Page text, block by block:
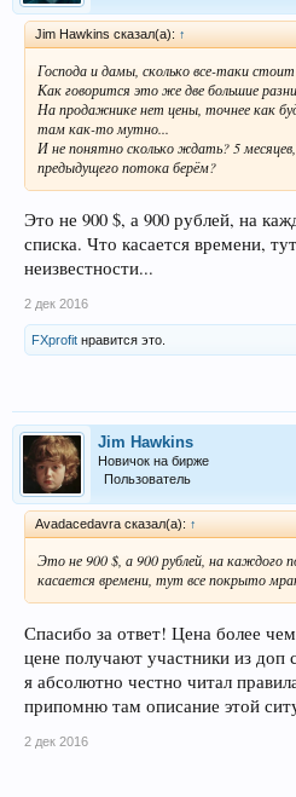
Jim Hawkins сказал(а): ↑
Господа и дамы, сколько все-таки
Как говорится это же две большие
На продажнике нет цены, точнее как
там как-то мутно...
И не понятно сколько ждать? 5
предыдущего потока берём?
Это не 900 $, а 900 рублей, на
списка. Что касается времени,
неизвестности...
2 дек 2016
FXprofit нравится это.
Jim Hawkins
Новичок на бирже
Пользователь
Avadacedavra сказал(а): ↑
Это не 900 $, а 900 рублей, на каждого
касается времени, тут все покрыто
Спасибо за ответ! Цена более
цене получают участники из доп
я абсолютно честно читал
припомню там описание этой
2 дек 2016